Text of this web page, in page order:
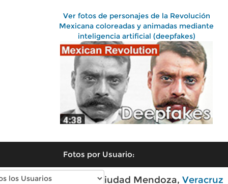
Ver fotos de personajes de la Revolución
Mexicana coloreadas y animadas mediante
inteligencia artificial (deepfakes)
Fotos por Usuario:
Fotos modernas de Ciudad Mendoza, Veracruz